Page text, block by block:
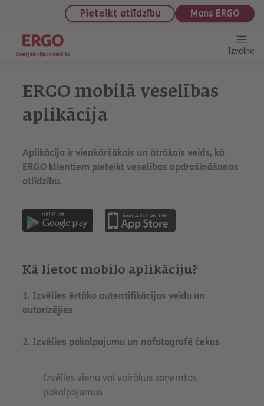
saturu
Pieteikt atlīdzību Mans ERGO
Izvēlne
ERGO mobilā veselības
aplikācija
Aplikācija ir vienkāršākais un ātrākais veids, kā
ERGO klientiem pieteikt veselības apdrošināšanas
atlīdzību.
Kā lietot mobilo aplikāciju?
1. Izvēlies ērtāko autentifikācijas veidu un
autorizējies
2. Izvēlies pakalpojumu un nofotografē čekus
Izvēlies vienu vai vairākus saņemtos
pakalpojumus